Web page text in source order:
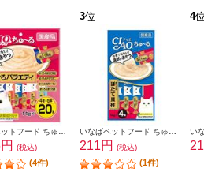
いなばペットフード ちゅーるまぐろ4種バラエティ 14g×20本入り 766197
(税込)
(4件)
3位
いなばペットフード ちゅーるまぐろ＆帆立貝柱 14g×4本入り 766128
211円 (税込)
(1件)
4